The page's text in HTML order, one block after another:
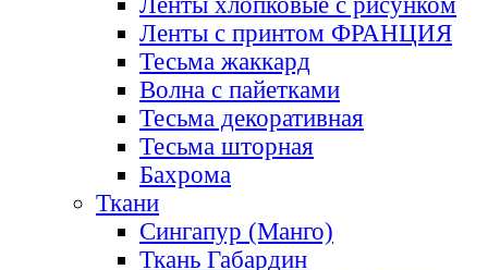
Ленты с принтом ФРАНЦИЯ
Тесьма жаккард
Волна с пайетками
Тесьма декоративная
Тесьма шторная
Бахрома
Ткани
Сингапур (Манго)
Ткань Габардин